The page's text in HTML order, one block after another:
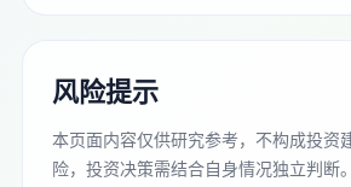
风险提示
本页面内容仅供研究参考，不构成投资
险，投资决策需结合自身情况独立判断。